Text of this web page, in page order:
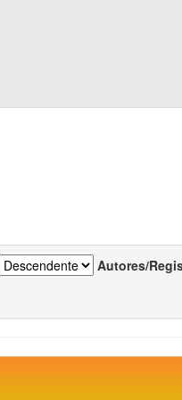
Autores/